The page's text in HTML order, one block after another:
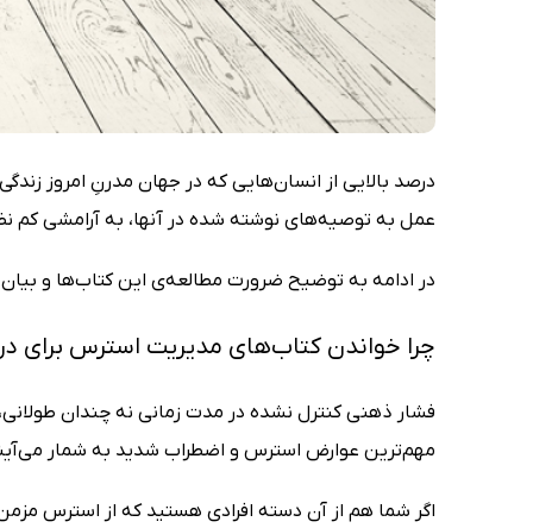
درصد بالایی از انسان‌هایی که در جهان مدرنِ امروز
عمل به توصیه‌های نوشته شده در آنها، به آرامشی کم
در ادامه به توضیح ضرورت مطالعه‌ی این کتاب‌ها و
چرا خواندن کتاب‌‌های مدیریت استرس
فشار ذهنی کنترل نشده در مدت زمانی نه چندان
مهم‌ترین عوارض استرس و اضطراب شدید به شمار می‌آیند.
اگر شما هم از آن دسته افرادی هستید که از استرس